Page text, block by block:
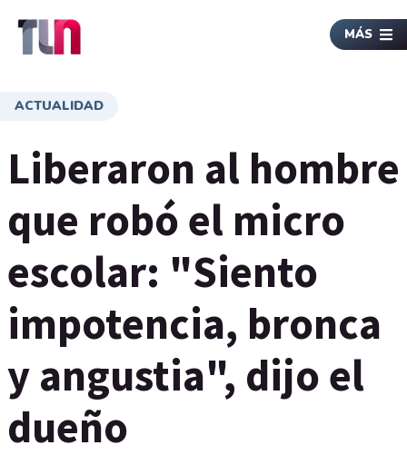
MÁS
ACTUALIDAD
Liberaron al hombre
que robó el micro
escolar: "Siento
impotencia, bronca
y angustia", dijo el
dueño